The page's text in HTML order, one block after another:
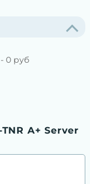
0 руб
A+ Server